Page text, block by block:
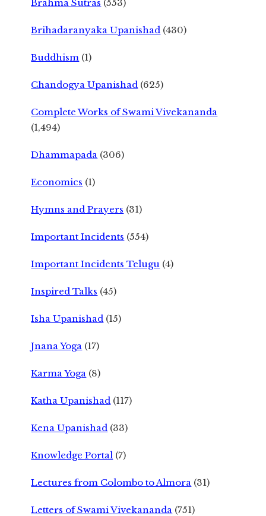
Brahma Sutras (553)
Brihadaranyaka Upanishad (430)
Buddhism (1)
Chandogya Upanishad (625)
Complete Works of Swami Vivekananda
(1,494)
Dhammapada (306)
Economics (1)
Hymns and Prayers (31)
Important Incidents (554)
Important Incidents Telugu (4)
Inspired Talks (45)
Isha Upanishad (15)
Jnana Yoga (17)
Karma Yoga (8)
Katha Upanishad (117)
Kena Upanishad (33)
Knowledge Portal (7)
Lectures from Colombo to Almora (31)
Letters of Swami Vivekananda (751)